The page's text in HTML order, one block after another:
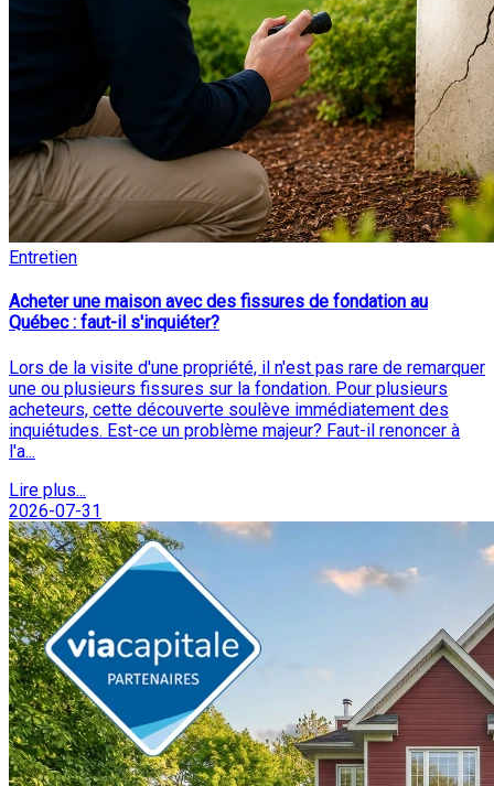
Entretien
Acheter une maison avec des fissures de fondation au
Québec : faut-il s'inquiéter?
Lors de la visite d'une propriété, il n'est pas rare de remarquer
une ou plusieurs fissures sur la fondation. Pour plusieurs
acheteurs, cette découverte soulève immédiatement des
inquiétudes. Est-ce un problème majeur? Faut-il renoncer à
l'a...
Lire plus...
2026-07-31